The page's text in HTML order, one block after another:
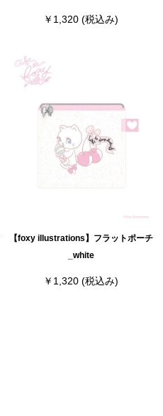
￥1,320(税込み)
【foxy illustrations】フラットポーチ
_white
￥1,320(税込み)